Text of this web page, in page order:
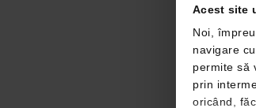
Acest site
Noi,
navigare
permite să
prin
oricând,